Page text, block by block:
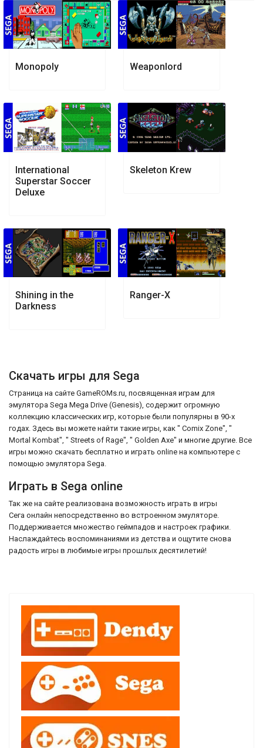
Monopoly Weaponlord
International
Superstar Soccer
Deluxe
Skeleton Krew
Shining in the
Darkness
Ranger-X
Скачать игры для Sega
Страница на сайте GameROMs.ru, посвященная играм для
эмулятора Sega Mega Drive (Genesis), содержит огромную
коллекцию классических игр, которые были популярны в 90-х
годах. Здесь вы можете найти такие игры, как " Comix Zone", "
Mortal Kombat", " Streets of Rage", " Golden Axe" и многие другие. Все
игры можно скачать бесплатно и играть online на компьютере с
помощью эмулятора Sega.
Играть в Sega online
Так же на сайте реализована возможность играть в игры
Сега онлайн непосредственно во встроенном эмуляторе.
Поддерживается множество геймпадов и настроек графики.
Наслаждайтесь воспоминаниями из детства и ощутите снова
радость игры в любимые игры прошлых десятилетий!